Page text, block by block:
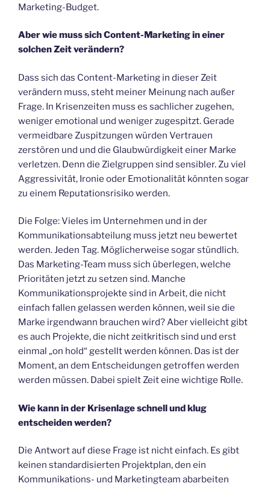
Marketing-Budget.
Aber wie muss sich Content-Marketing in einer
solchen Zeit verändern?
Dass sich das Content-Marketing in dieser Zeit
verändern muss, steht meiner Meinung nach außer
Frage. In Krisenzeiten muss es sachlicher zugehen,
weniger emotional und weniger zugespitzt. Gerade
vermeidbare Zuspitzungen würden Vertrauen
zerstören und und die Glaubwürdigkeit einer Marke
verletzen. Denn die Zielgruppen sind sensibler. Zu viel
Aggressivität, Ironie oder Emotionalität könnten sogar
zu einem Reputationsrisiko werden.
Die Folge: Vieles im Unternehmen und in der
Kommunikationsabteilung muss jetzt neu bewertet
werden. Jeden Tag. Möglicherweise sogar stündlich.
Das Marketing-Team muss sich überlegen, welche
Prioritäten jetzt zu setzen sind. Manche
Kommunikationsprojekte sind in Arbeit, die nicht
einfach fallen gelassen werden können, weil sie die
Marke irgendwann brauchen wird? Aber vielleicht gibt
es auch Projekte, die nicht zeitkritisch sind und erst
einmal „on hold“ gestellt werden können. Das ist der
Moment, an dem Entscheidungen getroffen werden
werden müssen. Dabei spielt Zeit eine wichtige Rolle.
Wie kann in der Krisenlage schnell und klug
entscheiden werden?
Die Antwort auf diese Frage ist nicht einfach. Es gibt
keinen standardisierten Projektplan, den ein
Kommunikations- und Marketingteam abarbeiten